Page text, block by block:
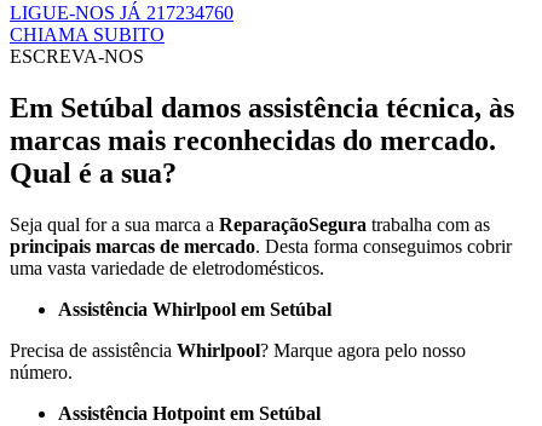
LIGUE-NOS JÁ 217234760
CHIAMA SUBITO
ESCREVA-NOS
Em Setúbal damos assistência técnica, às
marcas mais reconhecidas do mercado.
Qual é a sua?
Seja qual for a sua marca a ReparaçãoSegura trabalha com as
principais marcas de mercado. Desta forma conseguimos cobrir
uma vasta variedade de eletrodomésticos.
Assistência Whirlpool em Setúbal
Precisa de assistência Whirlpool? Marque agora pelo nosso
número.
Assistência Hotpoint em Setúbal